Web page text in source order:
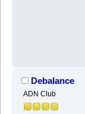
Debalance
ADN Club